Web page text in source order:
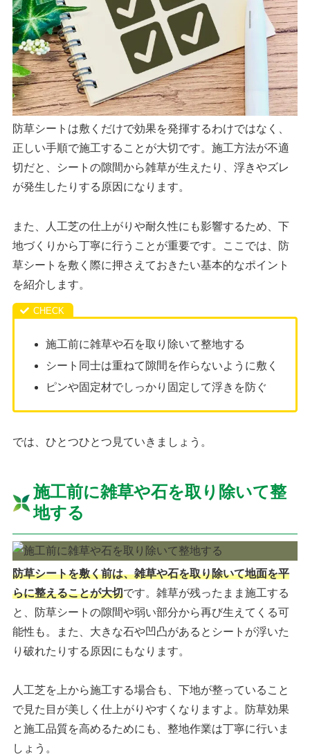
防草シートは敷くだけで効果を発揮するわけではなく、
正しい手順で施工することが大切です。施工方法が不適
切だと、シートの隙間から雑草が生えたり、浮きやズレ
が発生したりする原因になります。
また、人工芝の仕上がりや耐久性にも影響するため、下
地づくりから丁寧に行うことが重要です。ここでは、防
草シートを敷く際に押さえておきたい基本的なポイント
を紹介します。
施工前に雑草や石を取り除いて整地する
シート同士は重ねて隙間を作らないように敷く
ピンや固定材でしっかり固定して浮きを防ぐ
では、ひとつひとつ見ていきましょう。
施工前に雑草や石を取り除いて整
地する
防草シートを敷く前は、雑草や石を取り除いて地面を平
らに整えることが大切です。雑草が残ったまま施工する
と、防草シートの隙間や弱い部分から再び生えてくる可
能性も。また、大きな石や凹凸があるとシートが浮いた
り破れたりする原因にもなります。
人工芝を上から施工する場合も、下地が整っていること
で見た目が美しく仕上がりやすくなりますよ。防草効果
と施工品質を高めるためにも、整地作業は丁寧に行いま
しょう。